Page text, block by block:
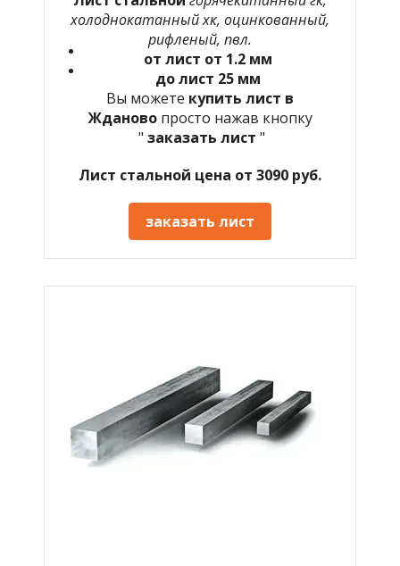
холоднокатанный хк, оцинкованный,
рифленый, пвл.
от лист от 1.2 мм
до лист 25 мм
Вы можете купить лист в
Жданово просто нажав кнопку
" заказать лист "
Лист стальной цена от 3090 руб.
заказать лист